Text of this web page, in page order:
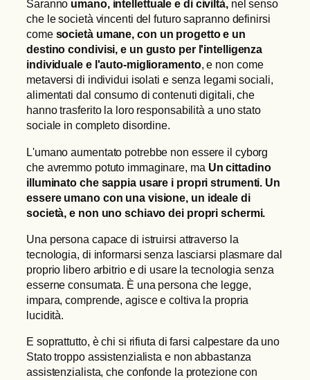
Saranno umano, intellettuale e di civiltà, nel senso
che le società vincenti del futuro sapranno definirsi
come società umane, con un progetto e un
destino condivisi, e un gusto per l'intelligenza
individuale e l'auto-miglioramento, e non come
metaversi di individui isolati e senza legami sociali,
alimentati dal consumo di contenuti digitali, che
hanno trasferito la loro responsabilità a uno stato
sociale in completo disordine.
L'umano aumentato potrebbe non essere il cyborg
che avremmo potuto immaginare, ma Un cittadino
illuminato che sappia usare i propri strumenti. Un
essere umano con una visione, un ideale di
società, e non uno schiavo dei propri schermi.
Una persona capace di istruirsi attraverso la
tecnologia, di informarsi senza lasciarsi plasmare dal
proprio libero arbitrio e di usare la tecnologia senza
esserne consumata. È una persona che legge,
impara, comprende, agisce e coltiva la propria
lucidità.
E soprattutto, è chi si rifiuta di farsi calpestare da uno
Stato troppo assistenzialista e non abbastanza
assistenzialista, che confonde la protezione con